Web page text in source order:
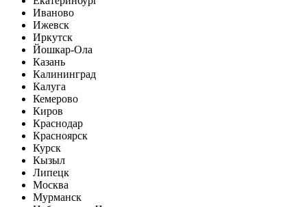
Иваново
Ижевск
Иркутск
Йошкар-Ола
Казань
Калининград
Калуга
Кемерово
Киров
Краснодар
Красноярск
Курск
Кызыл
Липецк
Москва
Мурманск